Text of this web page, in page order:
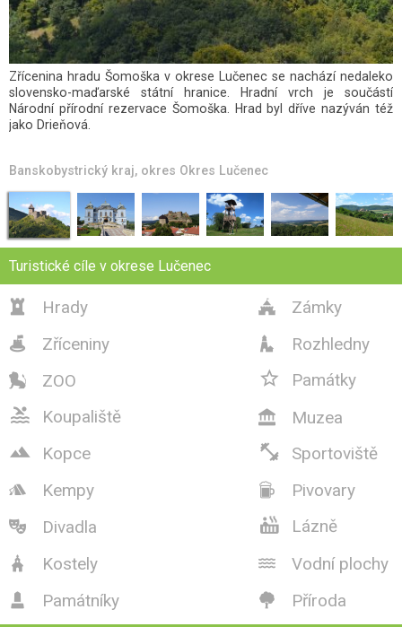
Haličský zámek je bývalé renesančně-barokní šlechtické sídlo, asi
8 km západně od okresního města Lučenec. Nachází se na
osamělém zalesněném vrcholku, což vytváří dojem, jako by
zámek zapadal do nějaké pohádkové scény. Zajímavý je i výhled z
Banskobystrický kraj, okres Okres Lučenec
Turistické cíle v okrese Lučenec
 Hrady  Zámky
 Zříceniny  Rozhledny
 ZOO  Památky
 Koupaliště  Muzea
 Kopce  Sportoviště
 Kempy  Pivovary
 Divadla  Lázně
 Kostely  Vodní plochy
 Památníky  Příroda